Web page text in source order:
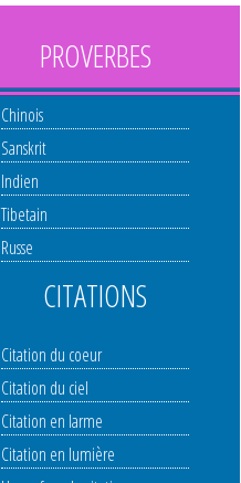
PROVERBES
Chinois
Sanskrit
Indien
Tibetain
Russe
CITATIONS
Citation du coeur
Citation du ciel
Citation en larme
Citation en lumière